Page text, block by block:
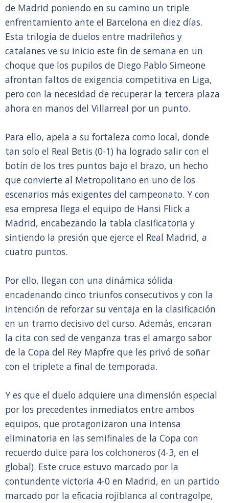
de Madrid poniendo en su camino un triple
enfrentamiento ante el Barcelona en diez días.
Esta trilogía de duelos entre madrileños y
catalanes ve su inicio este fin de semana en un
choque que los pupilos de Diego Pablo Simeone
afrontan faltos de exigencia competitiva en Liga,
pero con la necesidad de recuperar la tercera plaza
ahora en manos del Villarreal por un punto.
Para ello, apela a su fortaleza como local, donde
tan solo el Real Betis (0-1) ha logrado salir con el
botín de los tres puntos bajo el brazo, un hecho
que convierte al Metropolitano en uno de los
escenarios más exigentes del campeonato. Y con
esa empresa llega el equipo de Hansi Flick a
Madrid, encabezando la tabla clasificatoria y
sintiendo la presión que ejerce el Real Madrid, a
cuatro puntos.
Por ello, llegan con una dinámica sólida
encadenando cinco triunfos consecutivos y con la
intención de reforzar su ventaja en la clasificación
en un tramo decisivo del curso. Además, encaran
la cita con sed de venganza tras el amargo sabor
de la Copa del Rey Mapfre que les privó de soñar
con el triplete a final de temporada.
Y es que el duelo adquiere una dimensión especial
por los precedentes inmediatos entre ambos
equipos, que protagonizaron una intensa
eliminatoria en las semifinales de la Copa con
recuerdo dulce para los colchoneros (4-3, en el
global). Este cruce estuvo marcado por la
contundente victoria 4-0 en Madrid, en un partido
marcado por la eficacia rojiblanca al contragolpe,